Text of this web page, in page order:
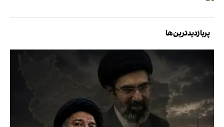
پربازدیدترین‌ها